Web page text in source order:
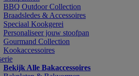
BBQ Outdoor Collection
Braadsledes & Accessoires
Speciaal Kookgerei
Personaliseer jouw stoofpan
Gourmand Collection
Kookaccessoires
Bekijk Alle Bakaccessoires